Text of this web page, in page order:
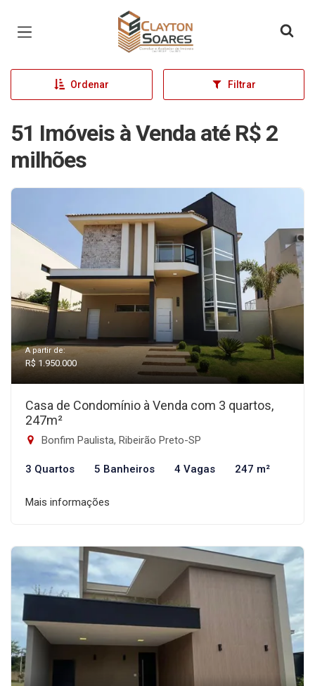
Página inicial
Ordenar Filtrar
51 Imóveis à Venda até R$ 2
milhões
A partir de:
R$ 1.950.000
Casa de Condomínio à Venda com 3 quartos,
247m²
Bonfim Paulista, Ribeirão Preto-SP
3 Quartos 5 Banheiros 4 Vagas 247 m²
Mais informações